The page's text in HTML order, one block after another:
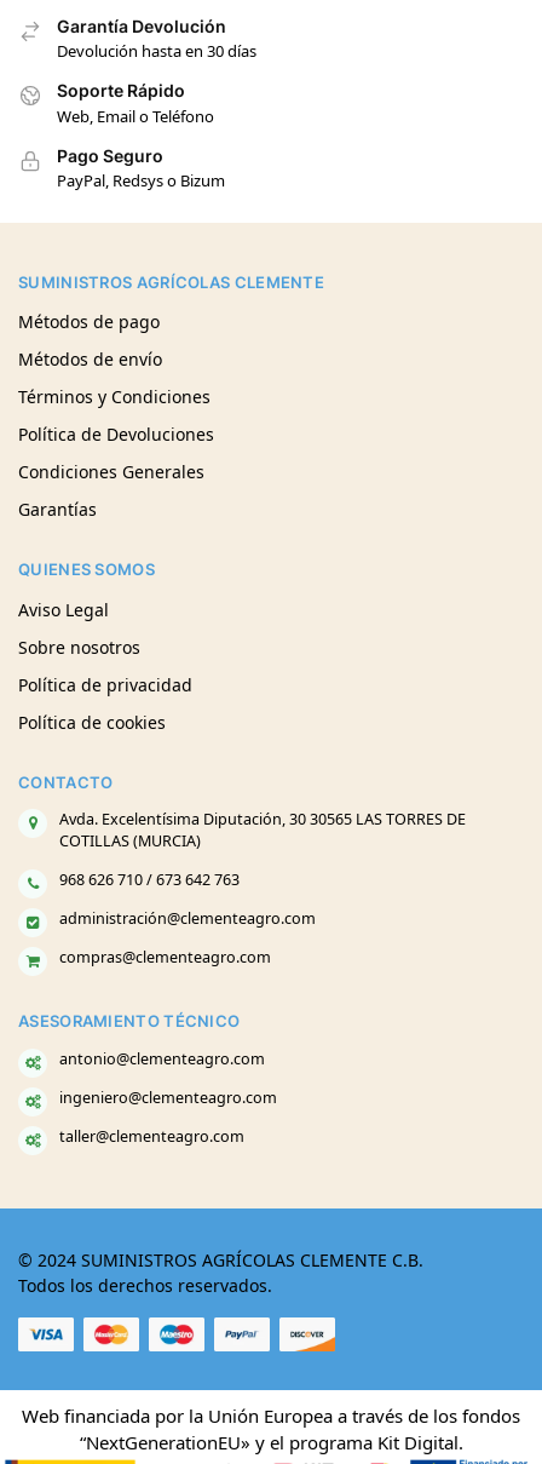
Garantía Devolución
Devolución hasta en 30 días
Soporte Rápido
Web, Email o Teléfono
Pago Seguro
PayPal, Redsys o Bizum
SUMINISTROS AGRÍCOLAS CLEMENTE
Métodos de pago
Métodos de envío
Términos y Condiciones
Política de Devoluciones
Condiciones Generales
Garantías
QUIENES SOMOS
Aviso Legal
Sobre nosotros
Política de privacidad
Política de cookies
CONTACTO
Avda. Excelentísima Diputación, 30 30565 LAS TORRES DE
COTILLAS (MURCIA)
968 626 710 / 673 642 763
administración@clementeagro.com
compras@clementeagro.com
ASESORAMIENTO TÉCNICO
antonio@clementeagro.com
ingeniero@clementeagro.com
taller@clementeagro.com
© 2024 SUMINISTROS AGRÍCOLAS CLEMENTE C.B.
Todos los derechos reservados.
Web financiada por la Unión Europea a través de los fondos
“NextGenerationEU» y el programa Kit Digital.